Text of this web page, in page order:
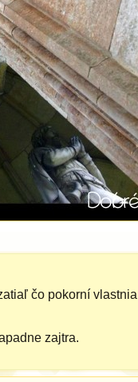
čo pokorní
zajtra.